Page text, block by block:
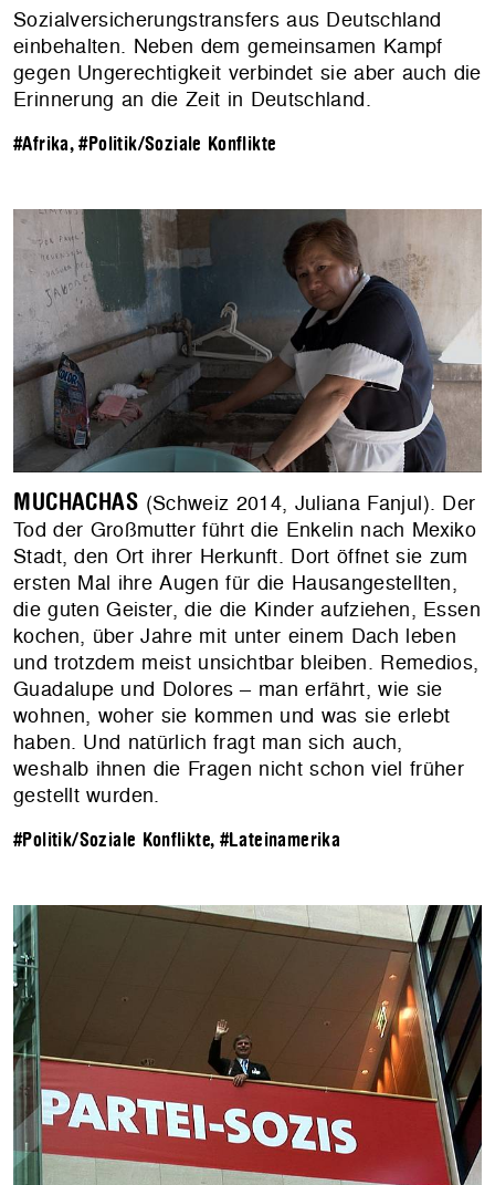
Sozialversicherungstransfers aus Deutschland
einbehalten. Neben dem gemeinsamen Kampf
gegen Ungerechtigkeit verbindet sie aber auch die
Erinnerung an die Zeit in Deutschland.
#Afrika,#Politik/Soziale Konflikte
MUCHACHAS (Schweiz 2014, Juliana Fanjul). Der
Tod der Großmutter führt die Enkelin nach Mexiko
Stadt, den Ort ihrer Herkunft. Dort öffnet sie zum
ersten Mal ihre Augen für die Hausangestellten,
die guten Geister, die die Kinder aufziehen, Essen
kochen, über Jahre mit unter einem Dach leben
und trotzdem meist unsichtbar bleiben. Remedios,
Guadalupe und Dolores – man erfährt, wie sie
wohnen, woher sie kommen und was sie erlebt
haben. Und natürlich fragt man sich auch,
weshalb ihnen die Fragen nicht schon viel früher
gestellt wurden.
#Politik/Soziale Konflikte, #Lateinamerika